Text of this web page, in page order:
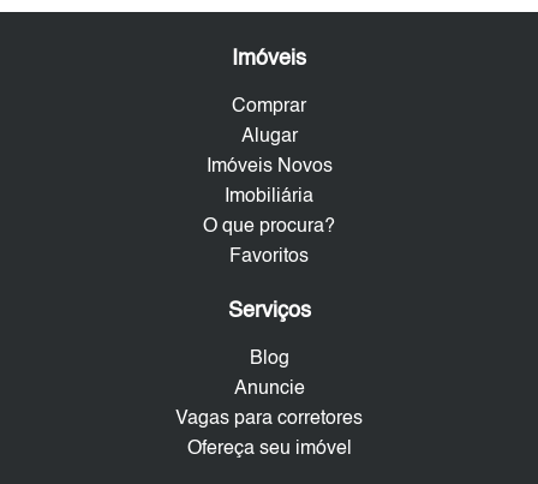
Imóveis
Comprar
Alugar
Imóveis Novos
Imobiliária
O que procura?
Favoritos
Serviços
Blog
Anuncie
Vagas para corretores
Ofereça seu imóvel